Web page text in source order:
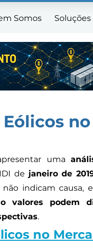
Somos Soluções
Somos Soluções
uma
de janeiro de
indicam causa,
valores podem
.
no